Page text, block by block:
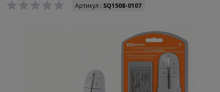
Артикул : SQ1508-0107